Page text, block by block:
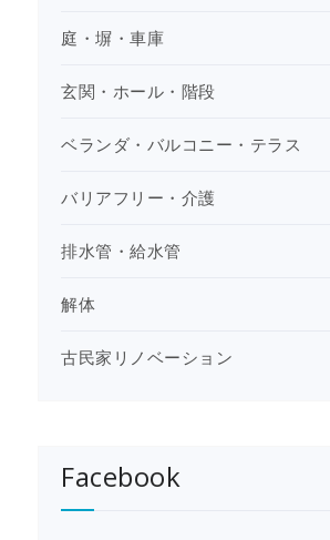
庭・塀・車庫
玄関・ホール・階段
ベランダ・バルコニー・テラス
バリアフリー・介護
排水管・給水管
解体
古民家リノベーション
Facebook